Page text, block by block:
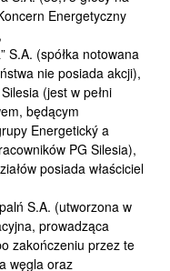
Energetyczny
S.A. (spółka notowana
nie posiada akcji),
(jest w pełni
będącym
Energetický a
PG Silesia),
posiada właściciel
S.A. (utworzona w
prowadząca
zakończeniu przez te
węgla oraz